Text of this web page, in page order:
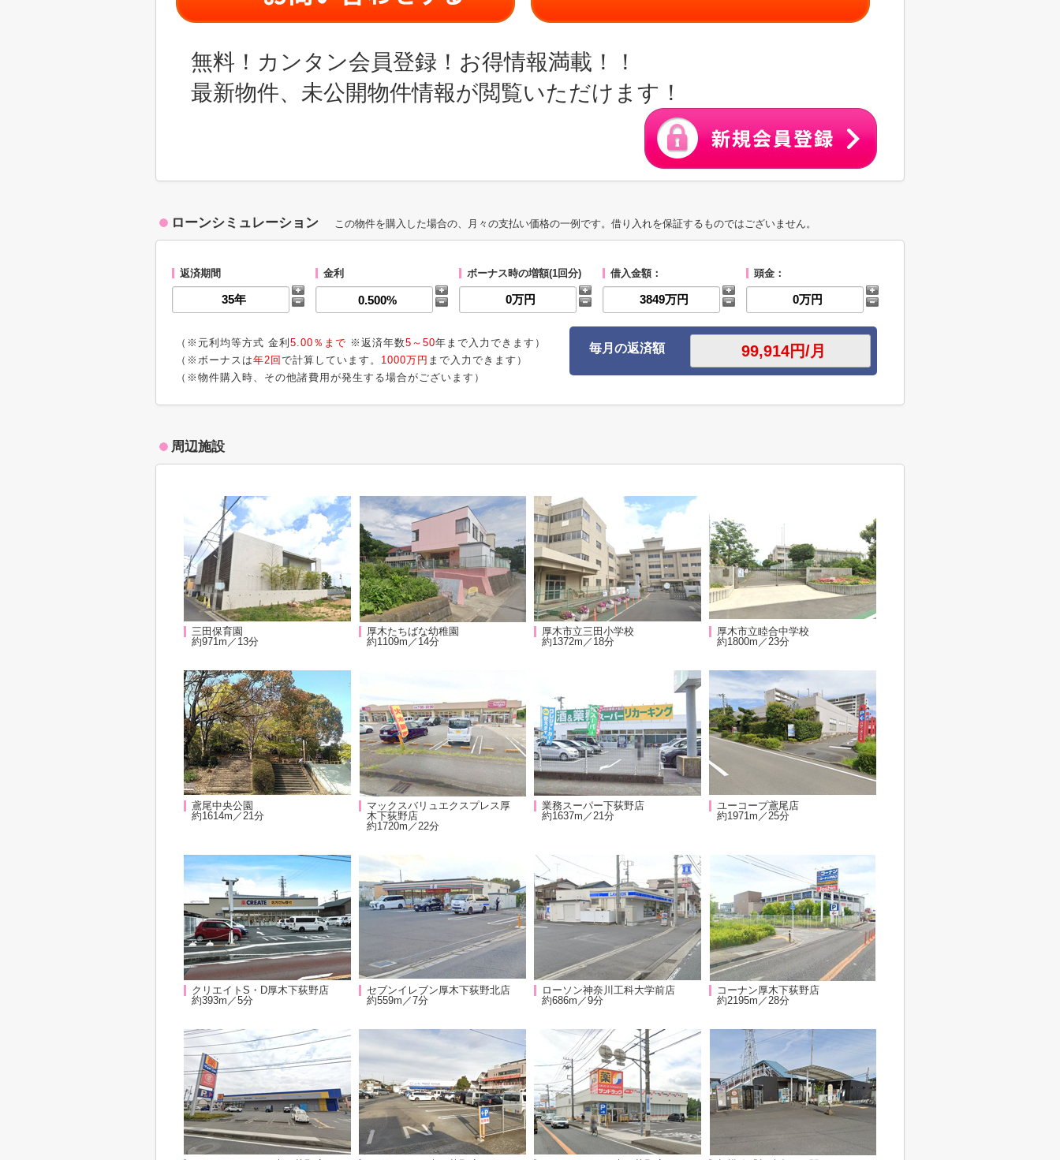
無料！カンタン会員登録！お得情報満載！！
最新物件、未公開物件情報が閲覧いただけます！
ローンシミュレーション この物件を購入した場合の、月々の支払い価格の一例です。借り入れを保証するものではございません。
返済期間 金利 ボーナス時の増額(1回分) 借入金額： 頭金：
（※元利均等方式 金利 5.00％まで ※返済年数5～50年まで入力できます）
（※ボーナスは年2回 で計算しています。 1000万円 まで入力できます）
（※物件購入時、その他諸費用が発生する場合がございます）
毎月の返済額
周辺施設
三田保育園
約971m／13分
厚木たちばな幼稚園
約1109m／14分
厚木市立三田小学校
約1372m／18分
厚木市立睦合中学校
約1800m／23分
鳶尾中央公園
約1614m／21分
マックスバリュエクスプレス厚
木下荻野店
約1720m／22分
業務スーパー下荻野店
約1637m／21分
ユーコープ鳶尾店
約1971m／25分
クリエイトS・D厚木下荻野店
約393m／5分
セブンイレブン厚木下荻野北店
約559m／7分
ローソン神奈川工科大学前店
約686m／9分
コーナン厚木下荻野店
約2195m／28分